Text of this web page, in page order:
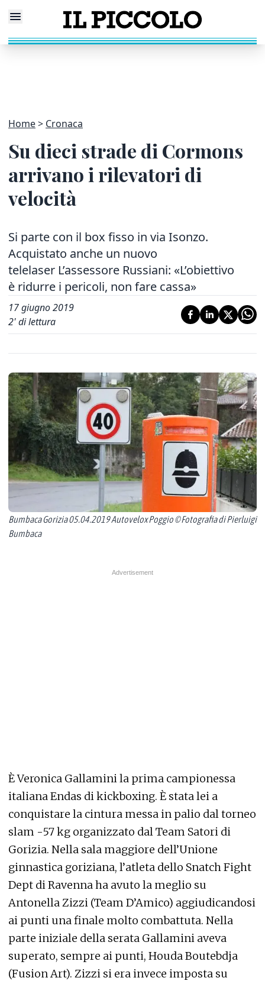
Home Cronaca
Su dieci strade di Cormons
arrivano i rilevatori di
velocità
Si parte con il box fisso in via Isonzo.
Acquistato anche un nuovo
telelaser L’assessore Russiani: «L’obiettivo
è ridurre i pericoli, non fare cassa»
17 giugno 2019
2' di lettura
Bumbaca Gorizia 05.04.2019 Autovelox Poggio © Fotografia di Pierluigi
Bumbaca
È Veronica Gallamini la prima campionessa
italiana Endas di kickboxing. È stata lei a
conquistare la cintura messa in palio dal torneo
slam -57 kg organizzato dal Team Satori di
Gorizia. Nella sala maggiore dell’Unione
ginnastica goriziana, l’atleta dello Snatch Fight
Dept di Ravenna ha avuto la meglio su
Antonella Zizzi (Team D’Amico) aggiudicandosi
ai punti una finale molto combattuta. Nella
parte iniziale della serata Gallamini aveva
superato, sempre ai punti, Houda Boutebdja
(Fusion Art). Zizzi si era invece imposta su